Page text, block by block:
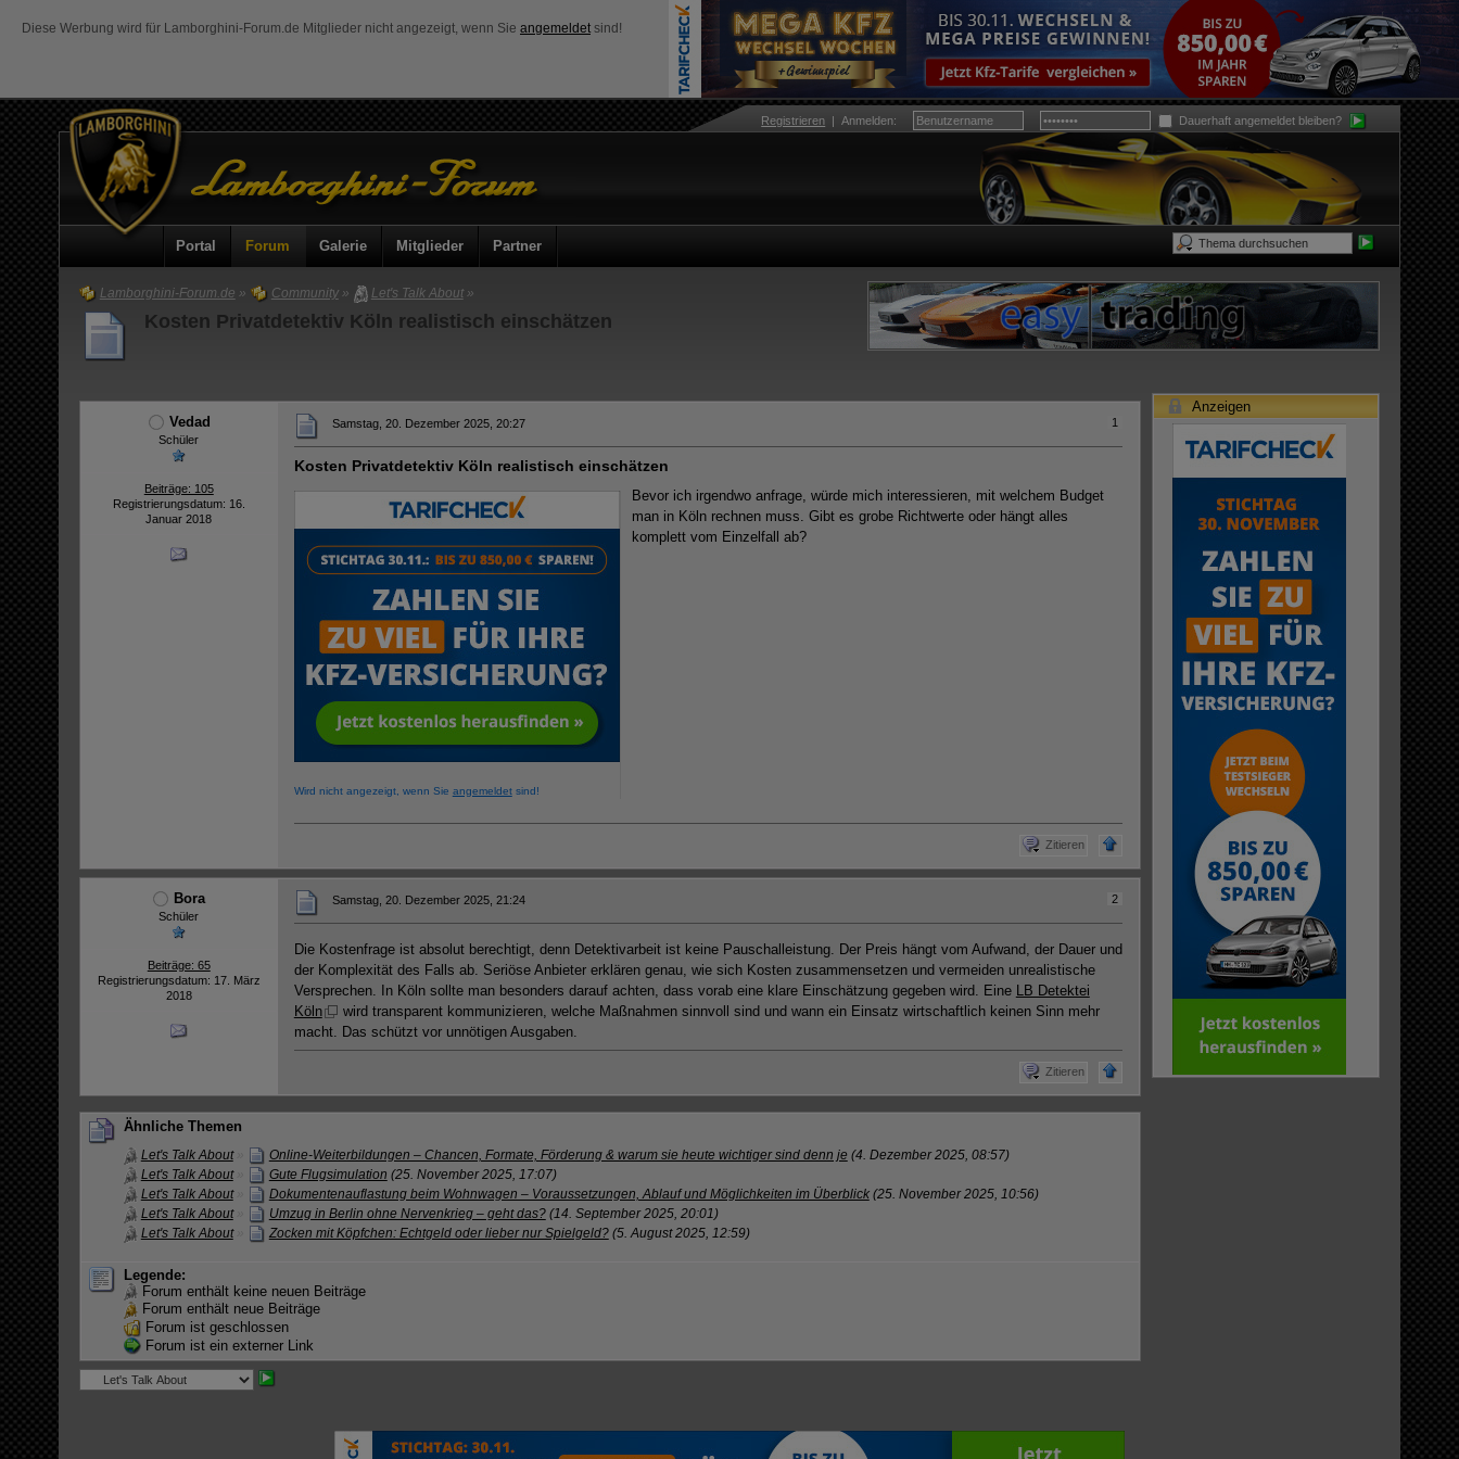
Diese Werbung wird für Lamborghini-Forum.de Mitglieder nicht angezeigt, wenn Sie angemeldet sind!
Registrieren |Anmelden: Dauerhaft angemeldet bleiben?
Portal Forum Galerie Mitglieder Partner
Lamborghini-Forum.de » Community» Let's Talk About»
Kosten Privatdetektiv Köln realistisch einschätzen
Vedad
Schüler
Beiträge: 105
Registrierungsdatum: 16.
Januar 2018
1
Samstag, 20. Dezember 2025, 20:27
Kosten Privatdetektiv Köln realistisch einschätzen
Wird nicht angezeigt, wenn Sie angemeldetsind!
Bevor ich irgendwo anfrage, würde mich interessieren, mit welchem Budget
man in Köln rechnen muss. Gibt es grobe Richtwerte oder hängt alles
komplett vom Einzelfall ab?
Zitieren
Bora
Schüler
Beiträge: 65
Registrierungsdatum: 17. März
2018
2
Samstag, 20. Dezember 2025, 21:24
Die Kostenfrage ist absolut berechtigt, denn Detektivarbeit ist keine Pauschalleistung. Der Preis hängt vom Aufwand, der Dauer und
der Komplexität des Falls ab. Seriöse Anbieter erklären genau, wie sich Kosten zusammensetzen und vermeiden unrealistische
Versprechen. In Köln sollte man besonders darauf achten, dass vorab eine klare Einschätzung gegeben wird. Eine LB Detektei
Köln
wird transparent kommunizieren, welche Maßnahmen sinnvoll sind und wann ein Einsatz wirtschaftlich keinen Sinn mehr
macht. Das schützt vor unnötigen Ausgaben.
Zitieren
Ähnliche Themen
Let's Talk About» Online-Weiterbildungen – Chancen, Formate, Förderung & warum sie heute wichtiger sind denn je (4. Dezember 2025, 08:57)
Let's Talk About» Gute Flugsimulation (25. November 2025, 17:07)
Let's Talk About» Dokumentenauflastung beim Wohnwagen – Voraussetzungen, Ablauf und Möglichkeiten im Überblick (25. November 2025, 10:56)
Let's Talk About» Umzug in Berlin ohne Nervenkrieg – geht das? (14. September 2025, 20:01)
Let's Talk About» Zocken mit Köpfchen: Echtgeld oder lieber nur Spielgeld? (5. August 2025, 12:59)
Legende:
Forum enthält keine neuen Beiträge
Forum enthält neue Beiträge
Forum ist geschlossen
Forum ist ein externer Link
Anzeigen